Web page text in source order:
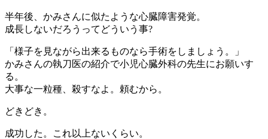
半年後、かみさんに似たような心臓障害発覚。
成長しないだろうってどういう事?
「様子を見ながら出来るものなら手術をしましょう。」
かみさんの執刀医の紹介で小児心臓外科の先生にお願いす
る。
大事な一粒種、殺すなよ。頼むから。
どきどき。
成功した。これ以上ないくらい。